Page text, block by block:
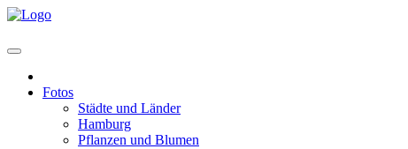
Fotos
Städte und Länder
Hamburg
Pflanzen und Blumen